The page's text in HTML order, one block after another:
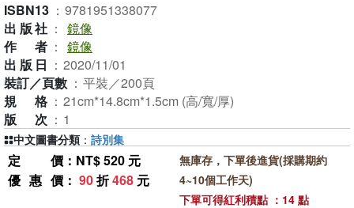
ISBN13 ： 9781951338077
出版社 ： 鏡像
作者 ： 鏡像
出版日 ： 2020/11/01
裝訂／頁數 ： 平裝／200頁
規格 ： 21cm*14.8cm*1.5cm (高/寬/厚)
版次 ： 1
定價 ：NT$ 520 元
優惠價 ： 90折468 元
無庫存，下單後進貨(採購期約
4~10個工作天)
下單可得紅利積點 ：14 點
中文圖書分類 ： 詩別集